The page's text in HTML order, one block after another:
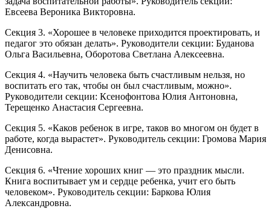
Евсеева Вероника Викторовна.
Секция 3. «Хорошее в человеке приходится проектировать, и
педагог это обязан делать». Руководители секции: Буданова
Ольга Васильевна, Оборотова Светлана Алексеевна.
Секция 4. «Научить человека быть счастливым нельзя, но
воспитать его так, чтобы он был счастливым, можно».
Руководители секции: Ксенофонтова Юлия Антоновна,
Терещенко Анастасия Сергеевна.
Секция 5. «Каков ребенок в игре, таков во многом он будет в
работе, когда вырастет». Руководитель секции: Громова Мария
Денисовна.
Секция 6. «Чтение хороших книг — это праздник мысли.
Книга воспитывает ум и сердце ребенка, учит его быть
человеком». Руководитель секции: Баркова Юлия
Александровна.